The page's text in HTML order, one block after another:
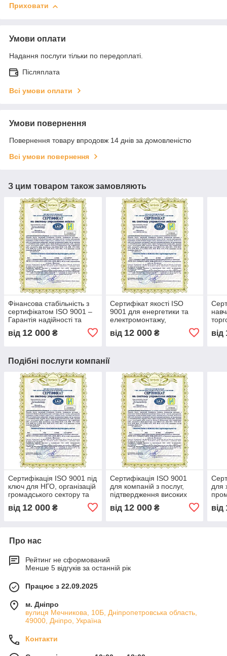
Приховати
Умови оплати
Надання послуги тільки по передоплаті.
Післяплата
Всі умови оплати
Умови повернення
Повернення товару впродовж 14 днів за домовленістю
Всі умови повернення
З цим товаром також замовляють
Фінансова стабільність з
сертифікатом ISO 9001 –
Гарантія надійності та
прозорості бізнесу, довіра
партнерів та інвесторів
від 12 000 ₴
Сертифікат якості ISO
9001 для енергетики та
електромонтажу,
контроль якості,
від 12 000₴
ISO
від
Подібні послуги компанії
Сертифікація ISO 9001 під
ключ для НГО, організацій
громадського сектору та
благодійних організацій,
підтвердження стандартів
від 12 000 ₴
Сертифікація ISO 9001
для компаній з послуг,
підтвердження високих
сертифікація системи
від 12 000₴
для
від
Про нас
Рейтинг не сформований
Менше 5 відгуків за останній рік
Працює з 22.09.2025
м. Дніпро
вулиця Мечникова, 10Б, Дніпропетровська область,
49000, Дніпро, Україна
Контакти